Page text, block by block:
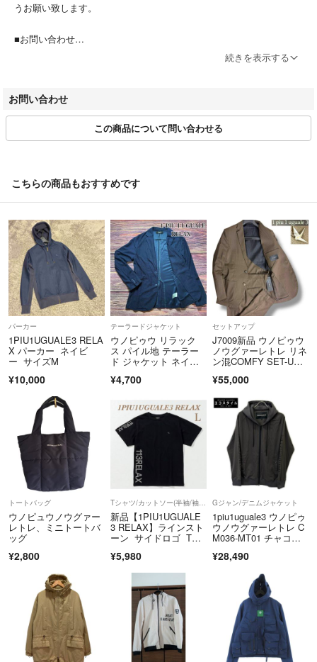
うお願い致します。
■お問い合わせ
商品詳細ページ、または取引ページよりお問い合わせボタン押下＞問い
※商品に関するお問合せの際は該当商品の「管理番号」をお伝えくださ
い。
対するお取り置きや専用ページには対応できかねます。
値下げ時、値下げ後の専用対応は原則行なっておりません。
■商品の引き渡し時期
注文確定後、2～3営業日以内に発送いたします。
※当ストアのお品物は出品後、畳んだ状態で袋に入れて保管していま
す。保管期間によってはシワや型崩れが発生する可能性がございますの
で、あらかじめご了承ください。
※本商品は一点物となります。他サイト等でも販売している商品とな
り、多少のお時間差にて欠品になることもございます。ご了承お願いい
たします。
■商品に不具合があった場合
商品到着時に、万が一商品に不具合を発見された場合は、到着後7日以
内e-mailもしくは、お電話にてご連絡ください。
ご連絡後、お品物は7日以内に弊社までご返送いただきますよう、ご協
力をお願いいたします。
尚、イメージ違い・サイズ違いなど、お客様都合による返品・返金・交
換はお断りさせていただいております。ご了承の上ご注文ください。
＝＝＝＝＝＝＝＝＝＝＝＝＝＝
こちらのアカウントはラクマ公式パートナーの株式会社BLMによって
運営されています。
▼特商法
▼返品特約
https://fril.jp/ts/official/law/a278/#return_policy
続きを表示する
お問い合わせ
この商品について問い合わせる
こちらの商品もおすすめです
パーカー
1PIU1UGUALE3 RELA
X パーカー ネイビ
ー サイズM
¥10,000
テーラードジャケット
ウノピゥウ リラック
ス パイル地 テーラー
ド ジャケット ネイビ
¥4,700
セットアップ
J7009新品 ウノピゥウ
ノウグァーレトレ リネ
ン混COMFY SET-U
¥55,000
トートバッグ
ウノピュウノウグァー
レトレ、ミニトートバ
ッグ
¥2,800
Tシャツ/カットソー(半袖/袖なし)
新品【1PIU1UGUALE
3 RELAX】ラインスト
ーン サイドロゴ Tシ
¥5,980
Gジャン/デニムジャケット
1piu1uguale3 ウノピゥ
ウノウグァーレトレ C
M036-MT01 チャコー
リーブフルジップパー
¥28,490